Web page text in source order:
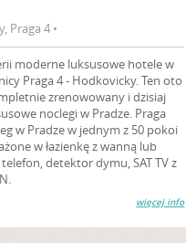
Praga 4 •
moderne luksusowe hotele w
Praga 4 - Hodkovicky. Ten oto
zrenowowany i dzisiaj
noclegi w Pradze. Praga
w Pradze w jednym z 50 pokoi
w łazienkę z wanną lub
detektor dymu, SAT TV z
więcej info